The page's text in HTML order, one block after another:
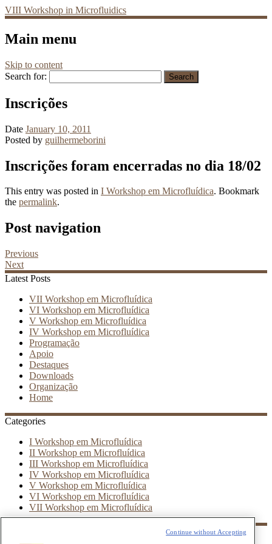
VIII Workshop in Microfluidics
Main menu
Skip to content
Search for:
Inscrições
Date January 10, 2011
Posted by guilhermeborini
Inscrições foram encerradas no dia 18/02
This entry was posted in I Workshop em Microfluídica. Bookmark
the permalink.
Post navigation
Previous
Next
Latest Posts
VII Workshop em Microfluídica
VI Workshop em Microfluídica
V Workshop em Microfluídica
IV Workshop em Microfluídica
Programação
Apoio
Destaques
Downloads
Organização
Home
Categories
I Workshop em Microfluídica
II Workshop em Microfluídica
III Workshop em Microfluídica
IV Workshop em Microfluídica
V Workshop em Microfluídica
VI Workshop em Microfluídica
VII Workshop em Microfluídica
Continue without Accepting